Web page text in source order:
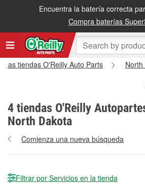
Encuentra la batería correcta
Compra baterías
las tiendas O'Reilly Auto Parts
4 tiendas O'Reilly
North Dakota
Comienza una nueva búsqueda
Filtrar por Servicios en la tienda